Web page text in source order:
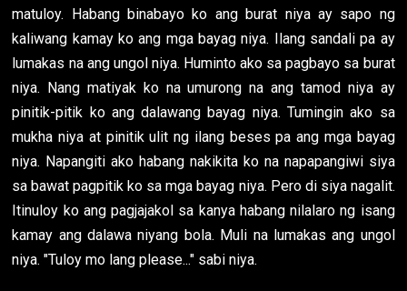
matuloy. Habang binabayo ko ang burat niya ay sapo ng
kaliwang kamay ko ang mga bayag niya. Ilang sandali pa ay
lumakas na ang ungol niya. Huminto ako sa pagbayo sa burat
niya. Nang matiyak ko na umurong na ang tamod niya ay
pinitik-pitik ko ang dalawang bayag niya. Tumingin ako sa
mukha niya at pinitik ulit ng ilang beses pa ang mga bayag
niya. Napangiti ako habang nakikita ko na napapangiwi siya
sa bawat pagpitik ko sa mga bayag niya. Pero di siya nagalit.
Itinuloy ko ang pagjajakol sa kanya habang nilalaro ng isang
kamay ang dalawa niyang bola. Muli na lumakas ang ungol
niya. "Tuloy mo lang please..." sabi niya.